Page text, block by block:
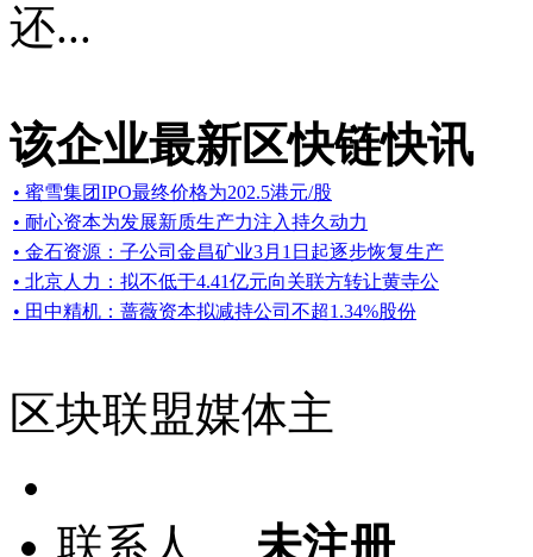
还...
该企业最新区快链快讯
• 蜜雪集团IPO最终价格为202.5港元/股
• 耐心资本为发展新质生产力注入持久动力
• 金石资源：子公司金昌矿业3月1日起逐步恢复生产
• 北京人力：拟不低于4.41亿元向关联方转让黄寺公
• 田中精机：蔷薇资本拟减持公司不超1.34%股份
区块联盟媒体主
联系人 未注册